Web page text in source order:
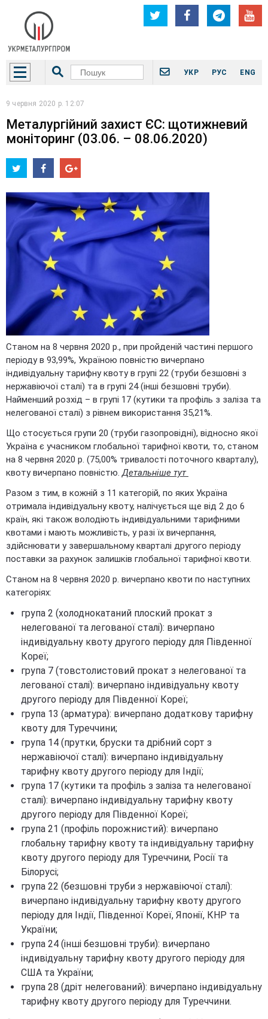
УКР РУС ENG
9 червня 2020 р. 12:07
Металургійний захист ЄС: щотижневий
моніторинг (03.06. – 08.06.2020)
Станом на 8 червня 2020 р., при пройденій частині першого
періоду в 93,99%, Україною повністю вичерпано
індивідуальну тарифну квоту в групі 22 (труби безшовні з
нержавіючої сталі) та в групі 24 (інші безшовні труби).
Найменший розхід – в групі 17 (кутики та профіль з заліза та
нелегованої сталі) з рівнем використання 35,21%.
Що стосується групи 20 (труби газопровідні), відносно якої
Україна є учасником глобальної тарифної квоти, то, станом
на 8 червня 2020 р. (75,00% тривалості поточного кварталу),
квоту вичерпано повністю. Детальніше тут
Разом з тим, в кожній з 11 категорій, по яких Україна
отримала індивідуальну квоту, налічується ще від 2 до 6
країн, які також володіють індивідуальними тарифними
квотами і мають можливість, у разі їх вичерпання,
здійснювати у завершальному кварталі другого періоду
поставки за рахунок залишків глобальної тарифної квоти.
Станом на 8 червня 2020 р. вичерпано квоти по наступних
категоріях:
група 2 (холоднокатаний плоский прокат з
нелегованої та легованої сталі): вичерпано
індивідуальну квоту другого періоду для Південної
Кореї;
група 7 (товстолистовий прокат з нелегованої та
легованої сталі): вичерпано індивідуальну квоту
другого періоду для Південної Кореї;
група 13 (арматура): вичерпано додаткову тарифну
квоту для Туреччини;
група 14 (прутки, бруски та дрібний сорт з
нержавіючої сталі): вичерпано індивідуальну
тарифну квоту другого періоду для Індії;
група 17 (кутики та профіль з заліза та нелегованої
сталі): вичерпано індивідуальну тарифну квоту
другого періоду для Південної Кореї;
група 21 (профіль порожнистий): вичерпано
глобальну тарифну квоту та індивідуальну тарифну
квоту другого періоду для Туреччини, Росії та
Білорусі;
група 22 (безшовні труби з нержавіючої сталі):
вичерпано індивідуальну тарифну квоту другого
періоду для Індії, Південної Кореї, Японії, КНР та
України;
група 24 (інші безшовні труби): вичерпано
індивідуальну тарифну квоту другого періоду для
США та України;
група 28 (дріт нелегований): вичерпано індивідуальну
тарифну квоту другого періоду для Туреччини.